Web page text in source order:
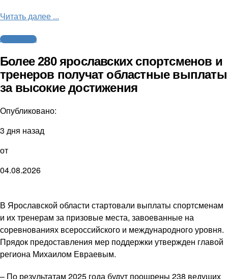
Читать далее ...
Другие виды
Более 280 ярославских спортсменов и
тренеров получат областные выплаты
за высокие достижения
Опубликовано:
3 дня назад
от
04.08.2026
В Ярославской области стартовали выплаты спортсменам
и их тренерам за призовые места, завоеванные на
соревнованиях всероссийского и международного уровня.
Прядок предоставления мер поддержки утвержден главой
региона Михаилом Евраевым.
– По результатам 2025 года будут поощрены 238 ведущих